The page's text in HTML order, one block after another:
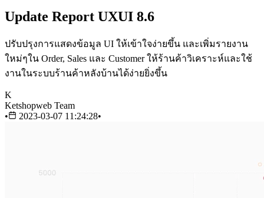
Update Report UXUI 8.6
ปรับปรุงการแสดงข้อมูล UI ให้เข้าใจง่ายขึ้น และเพิ่มรายงาน
ใหม่ๆใน Order, Sales และ Customer ให้ร้านค้าวิเคราะห์และใช้
งานในระบบร้านค้าหลังบ้านได้ง่ายยิ่งขึ้น
K
Ketshopweb Team
•
2023-03-07 11:24:28•